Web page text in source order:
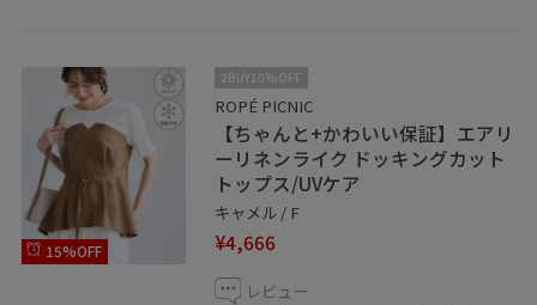
15%OFF
2BUY10%OFF
ROPÉ PICNIC
【ちゃんと+かわいい保証】エアリ
ーリネンライク ドッキングカット
トップス/UVケア
キャメル / F
¥4,666
レビュー